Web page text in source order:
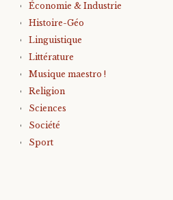
Économie & Industrie
Histoire-Géo
Linguistique
Littérature
Musique maestro !
Religion
Sciences
Société
Sport